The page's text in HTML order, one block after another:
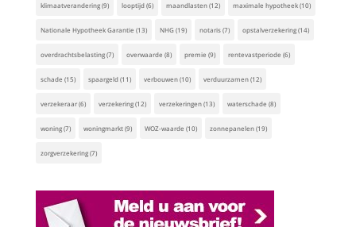
klimaatverandering(9) looptijd(6) maandlasten(12) maximale hypotheek(10)
Nationale Hypotheek Garantie (13) NHG(19) notaris(7) opstalverzekering(14)
overdrachtsbelasting(7) overwaarde (8) premie (9) rentevastperiode (6)
schade (15) spaargeld(11) verbouwen(10) verduurzamen(12)
verzekeraar(6) verzekering(12) verzekeringen(13) waterschade (8)
woning(7) woningmarkt(9) WOZ-waarde (10) zonnepanelen(19)
zorgverzekering(7)